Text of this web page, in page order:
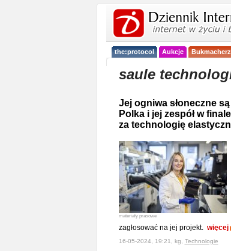
the:protocol Aukcje
saule
Jej ogniwa słoneczne
Polka i jej zespół w
za technologię
materiały prasowe
zagłosować na jej projekt. więcej
16-05-2024, 19:21, kg, Technologie